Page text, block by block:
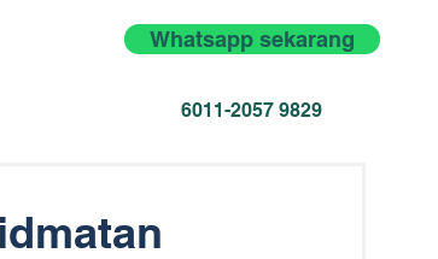
Whatsapp sekarang
6011-2057 9829